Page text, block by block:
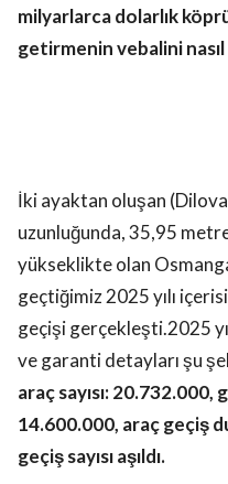
milyarlarca dolarlık
getirmenin vebalini
İki ayaktan oluşan
uzunluğunda, 35,95
yükseklikte olan
geçtiğimiz 2025 yılı
geçişi gerçekleşti.2025
ve garanti detayları şu
araç sayısı: 20.732.000,
14.600.000, araç geçiş
geçiş sayısı aşıldı.